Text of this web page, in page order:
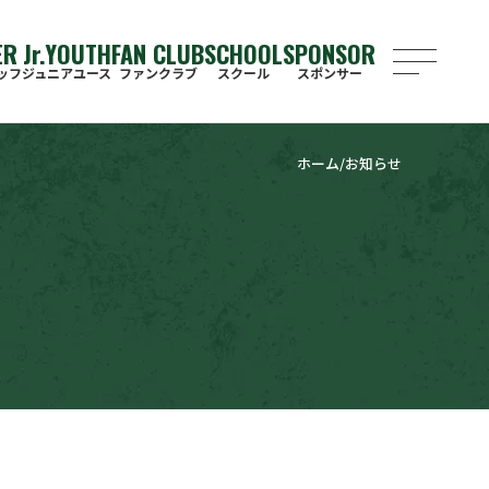
フ
Jr.YOUTH
ジュニアユース
FAN CLUB
ファンクラブ
SCHOOL
スクール
SPONSOR
スポンサー
ホーム お知らせ